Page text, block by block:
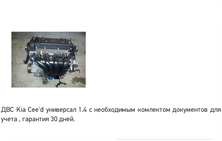
ДВС Kia Cee'd универсал 1.4 с необходимым комлектом документов для
учета , гарантия 30 дней.